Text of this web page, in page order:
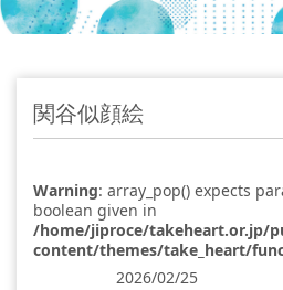
関谷似顔絵
Warning: array_pop() expects
boolean given in
/home/jiproce/takeheart.or.jp/
content/themes/take_heart/
2026/02/25